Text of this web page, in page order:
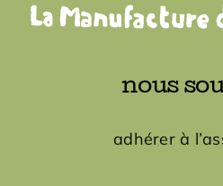
nous
adhérer à